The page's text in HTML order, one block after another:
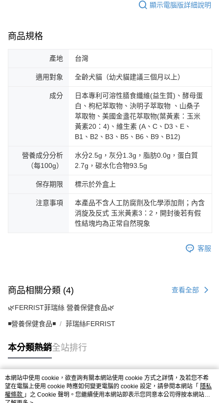
顯示電腦版詳細說明
商品規格
產地 台灣
適用對象 全齡犬貓（幼犬貓建議三個月以上）
成分
日本專利可溶性膳食纖維(益生質)、酵母蛋
白、枸杞萃取物、決明子萃取物 、山桑子
萃取物、美國金盞花萃取物(葉黃素：玉米
黃素20：4)、維生素 (A、C、D3、E、
B1、B2、B3、B5、B6、B9、B12)
營養成分分析
（每100g）
水分2.5g，灰分1.3g，脂肪0.0g，蛋白質
2.7g，碳水化合物93.5g
保存期限 標示於外盒上
注意事項
本產品不含人工防腐劑及化學添加劑；內含
消旋及反式 玉米黃素3：2，開封後若有假
性結塊均為正常自然現象
客服
商品相關分類 (4) 查看全部
🌿FERRIST菲瑞絲 營養保健食品🌿
◾營養保健食品◾ 菲瑞絲FERRIST
本分類熱銷全站排行
熱門標籤
本網站中使用 cookie，欲查詢有關本網站使用 cookie 方式之詳情，及若您不希
望在電腦上使用 cookie 時應如何變更電腦的 cookie 設定，請參閱本網站「 隱私
權條款 」之 Cookie 聲明。您繼續使用本網站即表示您同意本公司得按本網站使